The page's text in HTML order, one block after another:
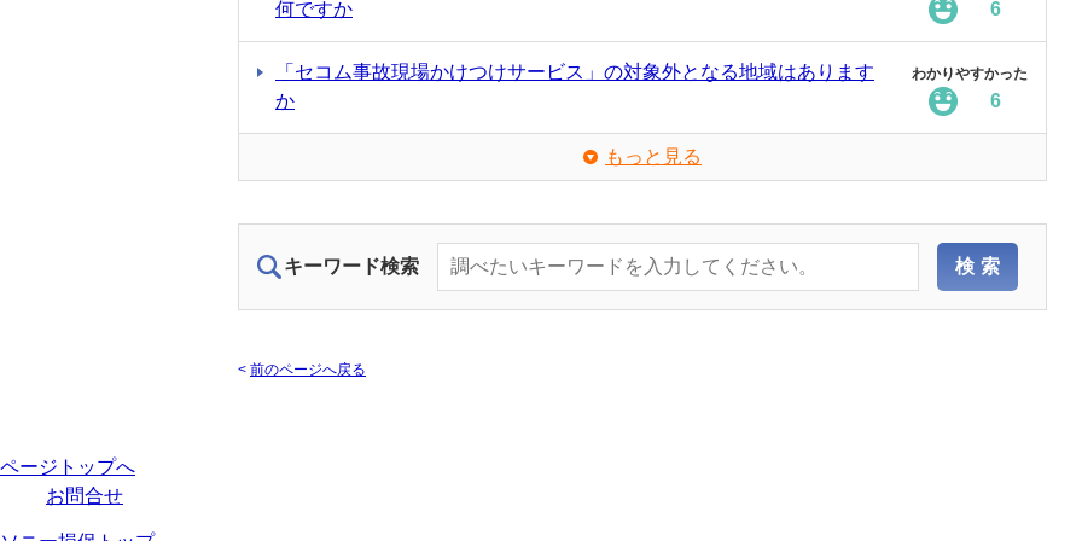
何ですか 6
「セコム事故現場かけつけサービス」の対象外となる地域はあります
か
わかりやすかった
6
もっと見る
キーワード検索
< 前のページへ戻る
ページトップへ
お問合せ